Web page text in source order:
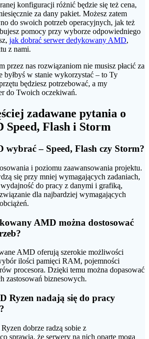
konfiguracji różnić będzie się też cena,
za dany pakiet. Możesz zatem
do swoich potrzeb operacyjnych, jak też
pomocy przy wyborze odpowiedniego
jak dobrać serwer dedykowany AMD,
z nami.
przez nas rozwiązaniom nie musisz płacić za
byłbyś w stanie wykorzystać – to Ty
będziesz potrzebować, a my
do Twoich oczekiwań.
zadawane pytania o
Speed, Flash i Storm
wybrać – Speed, Flash czy Storm?
i poziomu zaawansowania projektu.
się przy mniej wymagających zadaniach,
do pracy z danymi i grafiką,
dla najbardziej wymagających
AMD można dostosować
AMD oferują szerokie możliwości
ilości pamięci RAM, pojemności
procesora. Dzięki temu można dopasować
zastosowań biznesowych.
Ryzen nadają się do pracy
dobrze radzą sobie z
sprawia, że serwery na nich oparte mogą